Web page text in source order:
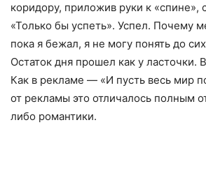
коридору, приложив руки к «спине»,
«Только бы успеть». Успел. Почему
пока я бежал, я не могу понять до
Остаток дня прошел как у ласточки.
Как в рекламе — «И пусть весь мир
от рекламы это отличалось полным
либо романтики.